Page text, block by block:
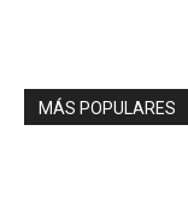
MÁS POPULARES